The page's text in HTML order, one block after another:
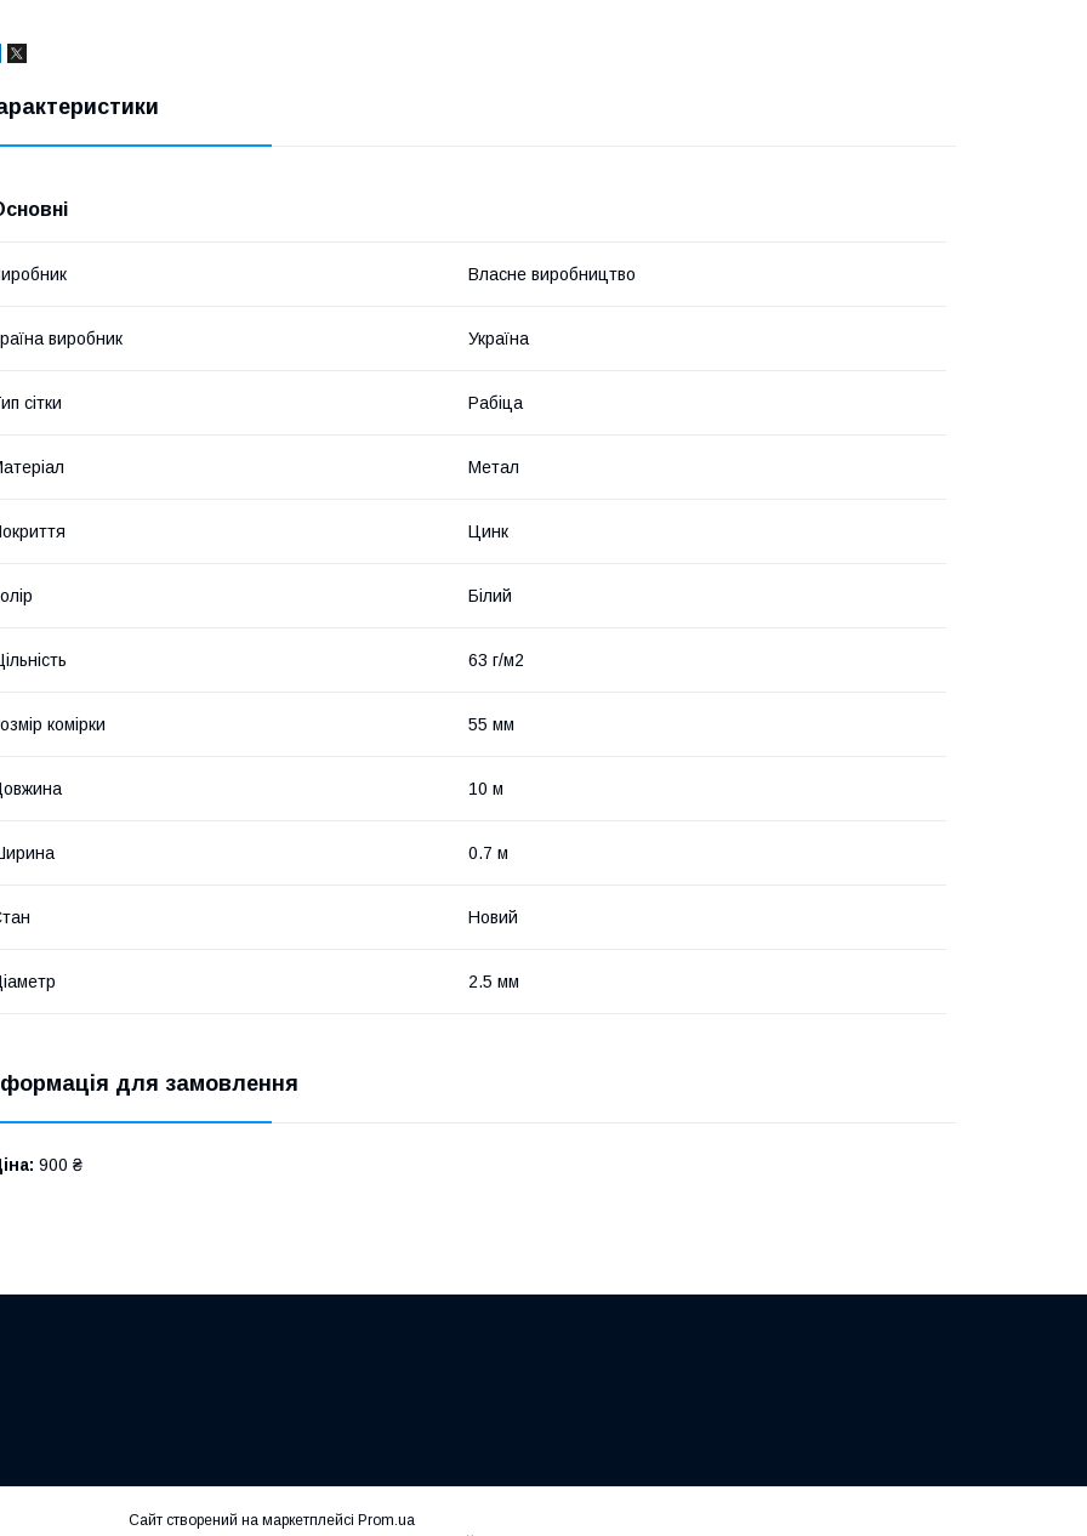
Власне виробництво
виробник Україна
сітки Рабіца
Метал
Цинк
Білий
63 г/м2
комірки 55 мм
10 м
0.7 м
Новий
2.5 мм
для замовлення
900 ₴
Сайт створений на маркетплейсі Prom.ua